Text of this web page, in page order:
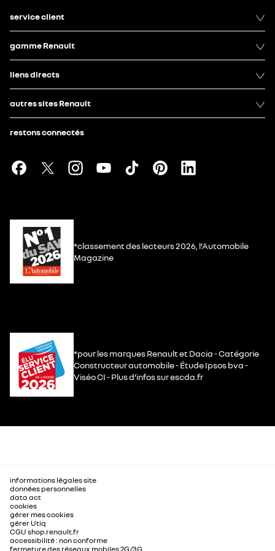
service client
gamme Renault
liens directs
autres sites Renault
restons connectés
*classement des lecteurs 2026, l’Automobile
Magazine
*pour les marques Renault et Dacia - Catégorie
Constructeur automobile - Étude Ipsos bva -
Viséo CI - Plus d’infos sur escda.fr
informations légales site
données personnelles
data act
cookies
gérer mes cookies
gérer Utiq
CGU shop.renault.fr
accessibilité : non conforme
fermeture des réseaux mobiles 2G/3G